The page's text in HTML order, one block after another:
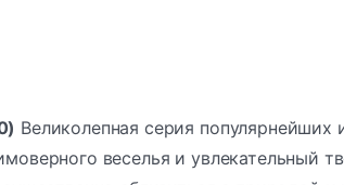
Великолепная серия
веселья и увлекательный